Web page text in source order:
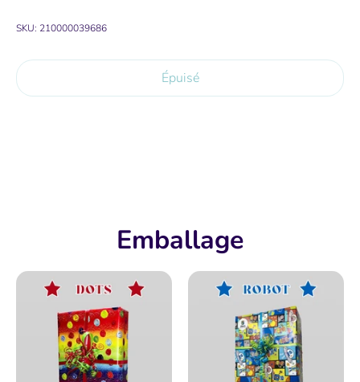
SKU: 210000039686
Épuisé
Emballage